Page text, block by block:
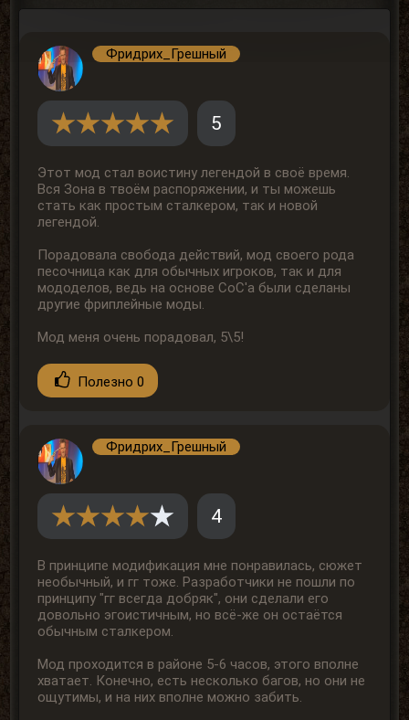
Фридрих_Грешный
5
Этот мод стал воистину легендой в своё время.
Вся Зона в твоём распоряжении, и ты можешь
стать как простым сталкером, так и новой
легендой.
Порадовала свобода действий, мод своего рода
песочница как для обычных игроков, так и для
мододелов, ведь на основе CoC'а были сделаны
другие фриплейные моды.
Мод меня очень порадовал, 5\5!
Полезно0
Фридрих_Грешный
4
В принципе модификация мне понравилась, сюжет
необычный, и гг тоже. Разработчики не пошли по
принципу "гг всегда добряк", они сделали его
довольно эгоистичным, но всё-же он остаётся
обычным сталкером.
Мод проходится в районе 5-6 часов, этого вполне
хватает. Конечно, есть несколько багов, но они не
ощутимы, и на них вполне можно забить.